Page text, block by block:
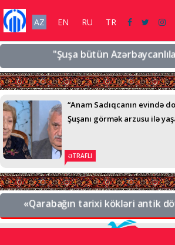
AZ EN RU TR
"Şuşa bütün
“Anam Sadıqcanın evində
Şuşanı görmək arzusu ilə
ƏTRAFLI
«Qarabağın tarixi kökləri antik